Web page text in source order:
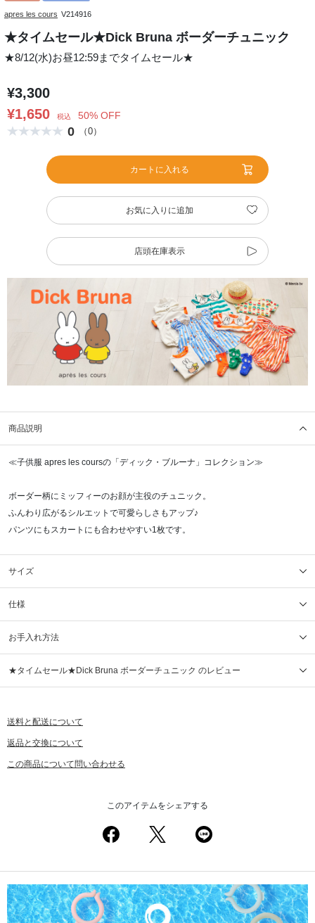
apres les cours V214916
★タイムセール★Dick Bruna ボーダーチュニック
★8/12(水)お昼12:59までタイムセール★
¥3,300
¥1,650
税込 50% OFF
0 （0）
カートに入れる
お気に入りに追加
店頭在庫表示
商品説明
≪子供服 apres les coursの「ディック・ブルーナ」コレクション≫
ボーダー柄にミッフィーのお顔が主役のチュニック。
ふんわり広がるシルエットで可愛らしさもアップ♪
パンツにもスカートにも合わせやすい1枚です。
サイズ
仕様
お手入れ方法
★タイムセール★Dick Bruna ボーダーチュニック のレビュー
送料と配送について
返品と交換について
この商品について問い合わせる
このアイテムをシェアする